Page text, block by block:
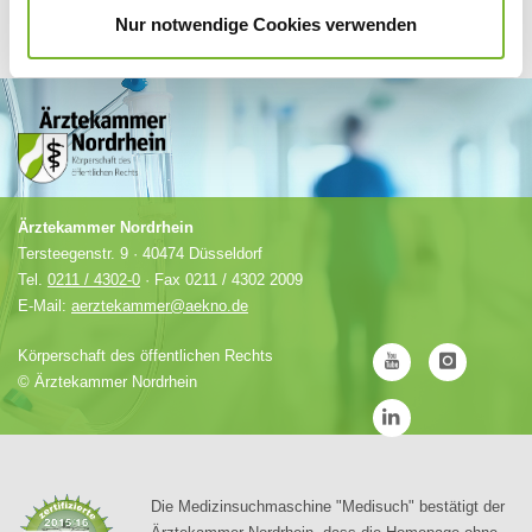
Nur notwendige Cookies verwenden
Ärztekammer Nordrhein
Tersteegenstr. 9 · 40474 Düsseldorf
Tel. 0211 / 4302-0 · Fax 0211 / 4302 2009
E-Mail: aerztekammer@aekno.de
Körperschaft des öffentlichen Rechts
© Ärztekammer Nordrhein
Die Medizinsuchmaschine "Medisuch" bestätigt der